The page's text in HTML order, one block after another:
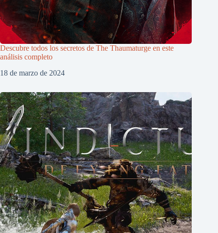
Descubre todos los secretos de The Thaumaturge en este
análisis completo
18 de marzo de 2024